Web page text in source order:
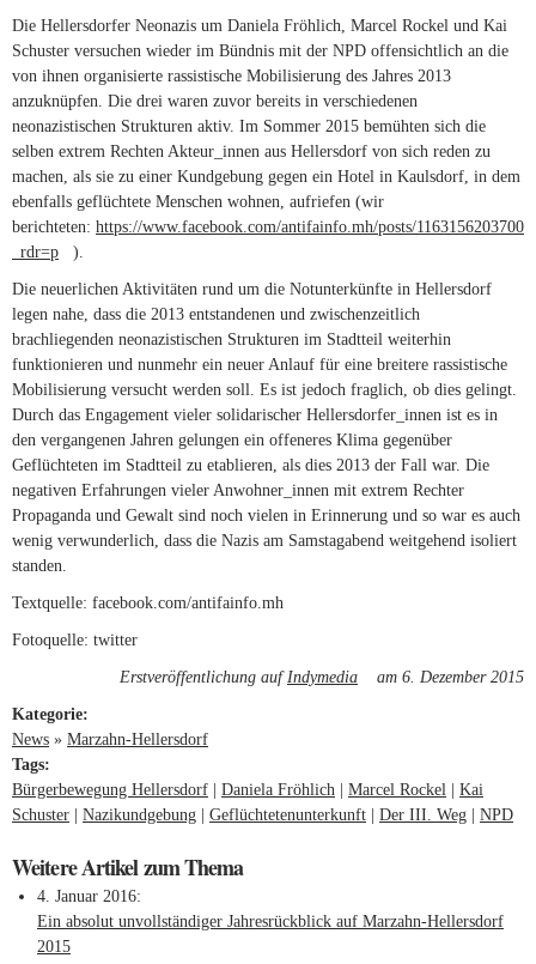
Die Hellersdorfer Neonazis um Daniela Fröhlich, Marcel Rockel und Kai
Schuster versuchen wieder im Bündnis mit der NPD offensichtlich an die
von ihnen organisierte rassistische Mobilisierung des Jahres 2013
anzuknüpfen. Die drei waren zuvor bereits in verschiedenen
neonazistischen Strukturen aktiv. Im Sommer 2015 bemühten sich die
selben extrem Rechten Akteur_innen aus Hellersdorf von sich reden zu
machen, als sie zu einer Kundgebung gegen ein Hotel in Kaulsdorf, in dem
ebenfalls geflüchtete Menschen wohnen, aufriefen (wir
berichteten: https://www.facebook.com/antifainfo.mh/posts/
_rdr=p (link is external)
).
Die neuerlichen Aktivitäten rund um die Notunterkünfte in Hellersdorf
legen nahe, dass die 2013 entstandenen und zwischenzeitlich
brachliegenden neonazistischen Strukturen im Stadtteil weiterhin
funktionieren und nunmehr ein neuer Anlauf für eine breitere rassistische
Mobilisierung versucht werden soll. Es ist jedoch fraglich, ob dies gelingt.
Durch das Engagement vieler solidarischer Hellersdorfer_innen ist es in
den vergangenen Jahren gelungen ein offeneres Klima gegenüber
Geflüchteten im Stadtteil zu etablieren, als dies 2013 der Fall war. Die
negativen Erfahrungen vieler Anwohner_innen mit extrem Rechter
Propaganda und Gewalt sind noch vielen in Erinnerung und so war es auch
wenig verwunderlich, dass die Nazis am Samstagabend weitgehend isoliert
standen.
Textquelle: facebook.com/antifainfo.mh
Fotoquelle: twitter
Erstveröffentlichung aufIndymedia (link is external)
am 6. Dezember 2015
Kategorie:
News » Marzahn-Hellersdorf
Tags:
Bürgerbewegung Hellersdorf
Daniela Fröhlich Marcel Rockel
Kai
Schuster
Nazikundgebung Geflüchtetenunterkunft Der III. Weg NPD
Weitere Artikel zum Thema
4. Januar 2016
Ein absolut unvollständiger Jahresrückblick auf Marzahn-Hellersdorf
2015